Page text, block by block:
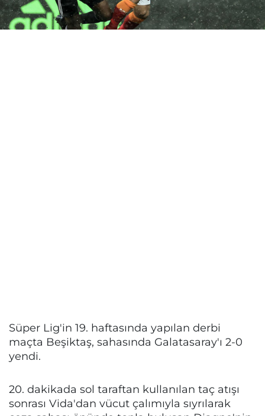
Süper Lig'in 19. haftasında yapılan derbi
maçta Beşiktaş, sahasında Galatasaray'ı 2-0
yendi.
20. dakikada sol taraftan kullanılan taç atışı
sonrası Vida'dan vücut çalımıyla sıyrılarak